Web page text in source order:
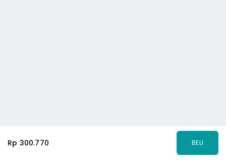
Rp 300.770 BELI